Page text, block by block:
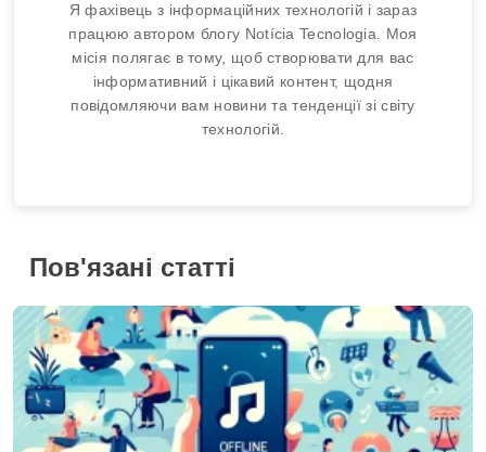
Я фахівець з інформаційних технологій і зараз
працюю автором блогу Notícia Tecnologia. Моя
місія полягає в тому, щоб створювати для вас
інформативний і цікавий контент, щодня
повідомляючи вам новини та тенденції зі світу
технологій.
Пов'язані статті